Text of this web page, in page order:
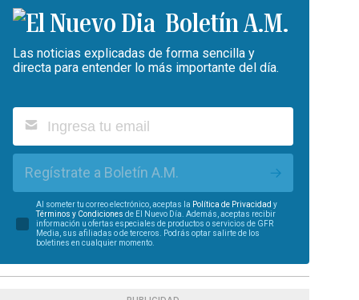
Boletín A.M.
Las noticias explicadas de forma sencilla y
directa para entender lo más importante del día.
Regístrate a Boletín A.M.
Al someter tu correo electrónico, aceptas la Política de Privacidad y
Términos y Condiciones de El Nuevo Día. Además, aceptas recibir
información u ofertas especiales de productos o servicios de GFR
Media, sus afiliadas o de terceros. Podrás optar salirte de los
boletines en cualquier momento.